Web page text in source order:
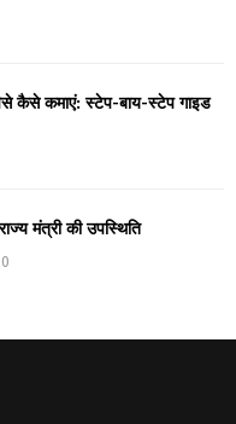
कैसे कमाएं: स्टेप-बाय-स्टेप गाइड
मंत्री की उपस्थिति
0